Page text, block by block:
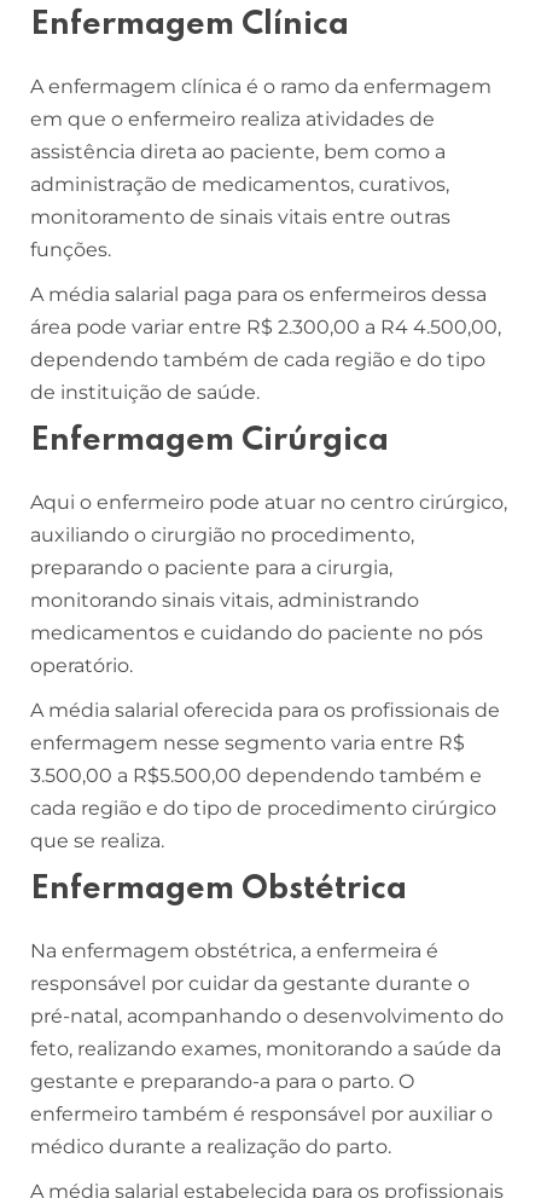
Enfermagem Clínica
A enfermagem clínica é o ramo da enfermagem
em que o enfermeiro realiza atividades de
assistência direta ao paciente, bem como a
administração de medicamentos, curativos,
monitoramento de sinais vitais entre outras
funções.
A média salarial paga para os enfermeiros dessa
área pode variar entre R$ 2.300,00 a R4 4.500,00,
dependendo também de cada região e do tipo
de instituição de saúde.
Enfermagem Cirúrgica
Aqui o enfermeiro pode atuar no centro cirúrgico,
auxiliando o cirurgião no procedimento,
preparando o paciente para a cirurgia,
monitorando sinais vitais, administrando
medicamentos e cuidando do paciente no pós
operatório.
A média salarial oferecida para os profissionais de
enfermagem nesse segmento varia entre R$
3.500,00 a R$5.500,00 dependendo também e
cada região e do tipo de procedimento cirúrgico
que se realiza.
Enfermagem Obstétrica
Na enfermagem obstétrica, a enfermeira é
responsável por cuidar da gestante durante o
pré-natal, acompanhando o desenvolvimento do
feto, realizando exames, monitorando a saúde da
gestante e preparando-a para o parto. O
enfermeiro também é responsável por auxiliar o
médico durante a realização do parto.
A média salarial estabelecida para os profissionais